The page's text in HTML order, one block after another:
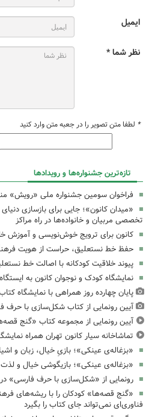
ایمیل
نظر شما *
* لطفا متن تصویر را در جعبه متن وارد کنید
تازه‌ترین جشنواره‌ها و رویدادها
فراخوان سومین جشنواره ملی «رویش»
«میدان کانون»؛ جایی برای بازسازی
تخصصی مربیان و خانواده‌ها در راه مراکز
کانون برای ترویج خوش‌نویسی و آموزش
حفظ خط نستعلیق، حراست از هویت
پیوند خلاقیت کودکانه با اصالت خط
نمایشگاه کودک و نوجوان کانون به
پایان چهارده روز همراهی با نمایشگاه
آیین رونمایی از کتاب شکل‌سازی با حرف
آیین رونمایی از مجموعه کتاب «گنج
تماشاخانه سیار کانون تهران همراه
«بزغاله‌ی عینکی»؛ بازیِ خیال، زبان و
«بزغاله‌ی عینکی»؛ بازیگوشی خیال و
رونمایی از «شکل‌سازی با حرف فارسی» در
«گنج قصه‌ها» کودکان را با ریشه‌های
فناوری‌ای نمی‌تواند جای کتاب را بگیرد